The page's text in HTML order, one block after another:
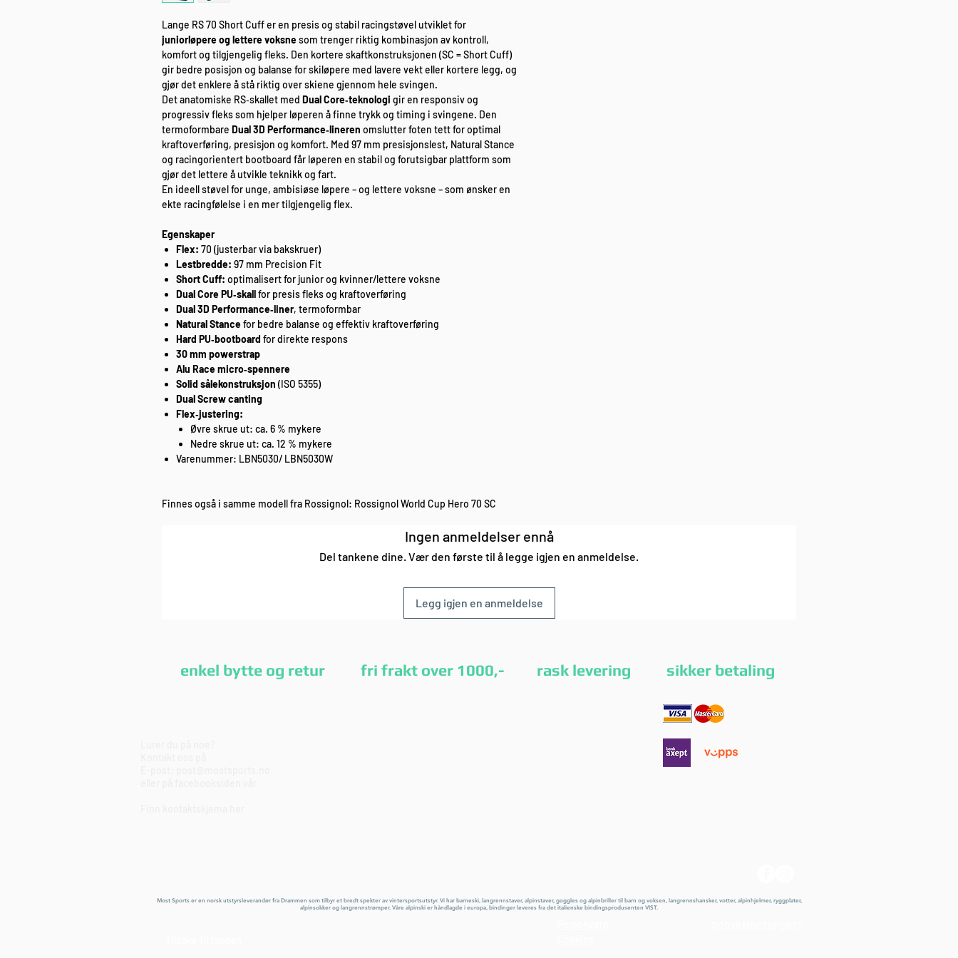
Lange RS 70 Short Cuff er en presis og stabil racingstøvel utviklet for
juniorløpere og lettere voksnesom trenger riktig kombinasjon av kontroll,
komfort og tilgjengelig fleks. Den kortere skaftkonstruksjonen (SC = Short Cuff)
gir bedre posisjon og balanse for skiløpere med lavere vekt eller kortere legg, og
gjør det enklere å stå riktig over skiene gjennom hele svingen.
Det anatomiske RS‑skallet med Dual Core‑teknologi gir en responsiv og
progressiv fleks som hjelper løperen å finne trykk og timing i svingene. Den
termoformbare Dual 3D Performance‑lineren omslutter foten tett for optimal
kraftoverføring, presisjon og komfort. Med 97 mm presisjonslest, Natural Stance
og racingorientert bootboard får løperen en stabil og forutsigbar plattform som
gjør det lettere å utvikle teknikk og fart.
En ideell støvel for unge, ambisiøse løpere – og lettere voksne – som ønsker en
ekte racingfølelse i en mer tilgjengelig flex.
Egenskaper
Flex: 70 (justerbar via bakskruer)
Lestbredde: 97 mm Precision Fit
Short Cuff: optimalisert for junior og kvinner/lettere voksne
Dual Core PU‑skallfor presis fleks og kraftoverføring
Dual 3D Performance‑liner, termoformbar
Natural Stancefor bedre balanse og effektiv kraftoverføring
Hard PU‑bootboard for direkte respons
30 mm powerstrap
Alu Race micro‑spennere
Solid sålekonstruksjon (ISO 5355)
Dual Screw canting
Flex‑justering:
Øvre skrue ut: ca. 6 % mykere
Nedre skrue ut: ca. 12 % mykere
Varenummer: LBN5030/ LBN5030W
Finnes også i samme modell fra Rossignol: Rossignol World Cup Hero 70 SC
Ingen anmeldelser ennå
Del tankene dine. Vær den første til å legge igjen en anmeldelse.
Legg igjen en anmeldelse
enkel bytte og retur fri frakt over 1000,- rask levering sikker betaling
Most Sports er en norsk utstyrsleverandør fra Drammen som tilbyr et bredt spekter av vintersportsutstyr. Vi har barneski, langrennstaver, alpinstaver, goggles og alpinbriller til barn og voksen, langrennshansker, votter, alpinhjelmer, ryggplater,
alpinsokker og langrennstrømper. Våre alpinski er håndlagde i europa, bindinger leveres fra det italienske bindingsprodusenten VIST.